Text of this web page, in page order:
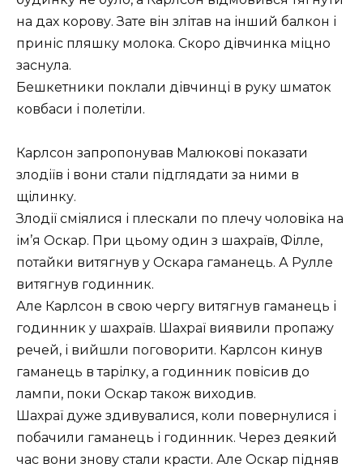
на дах корову. Зате він злітав на інший балкон і
приніс пляшку молока. Скоро дівчинка міцно
заснула.
Бешкетники поклали дівчинці в руку шматок
ковбаси і полетіли.
Карлсон запропонував Малюкові показати
злодіїв і вони стали підглядати за ними в
щілинку.
Злодії сміялися і плескали по плечу чоловіка на
ім’я Оскар. При цьому один з шахраїв, Філле,
потайки витягнув у Оскара гаманець. А Рулле
витягнув годинник.
Але Карлсон в свою чергу витягнув гаманець і
годинник у шахраїв. Шахраї виявили пропажу
речей, і вийшли поговорити. Карлсон кинув
гаманець в тарілку, а годинник повісив до
лампи, поки Оскар також виходив.
Шахраї дуже здивувалися, коли повернулися і
побачили гаманець і годинник. Через деякий
час вони знову стали красти. Але Оскар підняв